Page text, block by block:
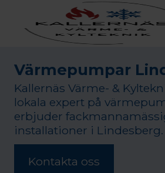
Värmepumpar
Kallernäs Värme- &
lokala expert på
erbjuder
installationer i Lindesberg.
Kontakta oss